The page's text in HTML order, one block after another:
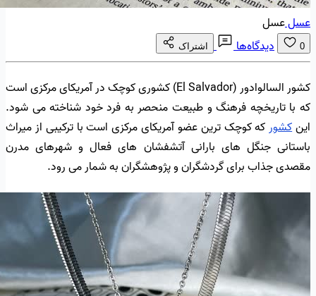
عسلعسل
0 دیدگاه‌ها اشتراک
کشور السالوادور (El Salvador) کشوری کوچک در آمریکای مرکزی است
که با تاریخچه فرهنگ و طبیعت منحصر به فرد خود شناخته می شود.
اینکشور که کوچک ترین عضو آمریکای مرکزی است با ترکیبی از میراث
باستانی جنگل های بارانی آتشفشان های فعال و شهرهای مدرن
مقصدی جذاب برای گردشگران و پژوهشگران به شمار می رود.